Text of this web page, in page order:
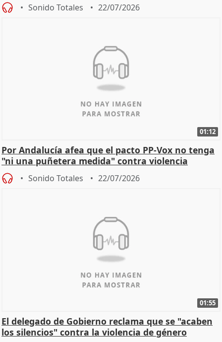
Sonido Totales 22/07/2026
01:12
Por Andalucía afea que el pacto PP-Vox no tenga
"ni una puñetera medida" contra violencia
machista
Sonido Totales 22/07/2026
01:55
El delegado de Gobierno reclama que se "acaben
los silencios" contra la violencia de género